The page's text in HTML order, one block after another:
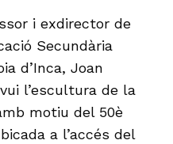
i exdirector de
Secundària
d’Inca, Joan
l’escultura de la
motiu del 50è
a l’accés del